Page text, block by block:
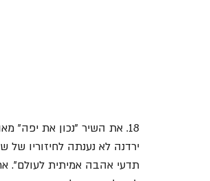
18. את השיר "נכון את יפה"
ירדנה לא נענתה לחיזוריו
תדעי אהבה אמיתית לעולם".